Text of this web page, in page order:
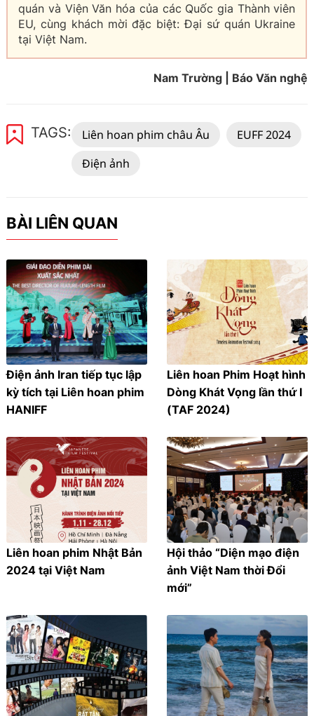
quán và Viện Văn hóa của các Quốc gia Thành viên
EU, cùng khách mời đặc biệt: Đại sứ quán Ukraine
tại Việt Nam.
Nam Trường | Báo Văn nghệ
TAGS: Liên hoan phim châu Âu
EUFF 2024
Điện ảnh
BÀI LIÊN QUAN
Điện ảnh Iran tiếp tục lập
kỳ tích tại Liên hoan phim
HANIFF
Liên hoan Phim Hoạt hình
Dòng Khát Vọng lần thứ I
(TAF 2024)
Liên hoan phim Nhật Bản
2024 tại Việt Nam
Hội thảo “Diện mạo điện
ảnh Việt Nam thời Đổi
mới”